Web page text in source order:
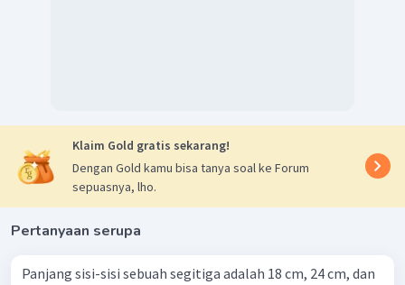
Klaim Gold gratis sekarang!
Dengan Gold kamu bisa tanya soal ke Forum
sepuasnya, lho.
Pertanyaan serupa
Panjang sisi-sisi sebuah segitiga adalah 18 cm, 24 cm, dan